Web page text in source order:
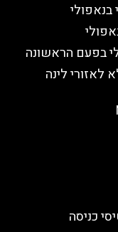
בנאפולי
בפעם הראשונה
לאזורי לינה
כניסה